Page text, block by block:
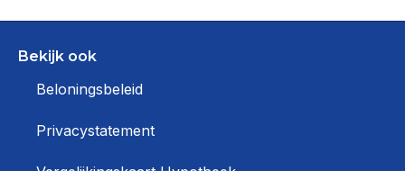
Bekijk ook
Beloningsbeleid
Privacystatement